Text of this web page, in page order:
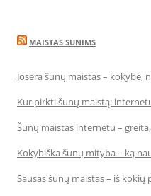
MAISTAS SUNIMS
Josera šunų maistas – kokybė,
Kur pirkti šunų maistą:
Šunų maistas internetu –
Kokybiška šunų mityba – ką
Sausas šunų maistas – iš